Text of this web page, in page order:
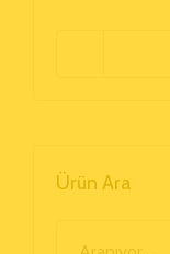
Ürün Ara